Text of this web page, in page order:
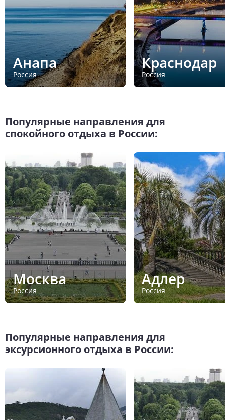
Анапа
Россия
Краснодар
Россия
Популярные направления для
спокойного отдыха в России:
Москва
Россия
Адлер
Россия
Популярные направления для
эксурсионного отдыха в России: